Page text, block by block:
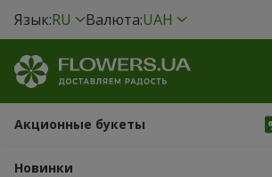
Язык:RU Валюта:UAH
Акционные букеты
Новинки